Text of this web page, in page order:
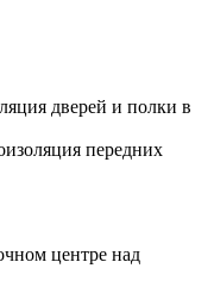
дверей и полки в
передних
центре над